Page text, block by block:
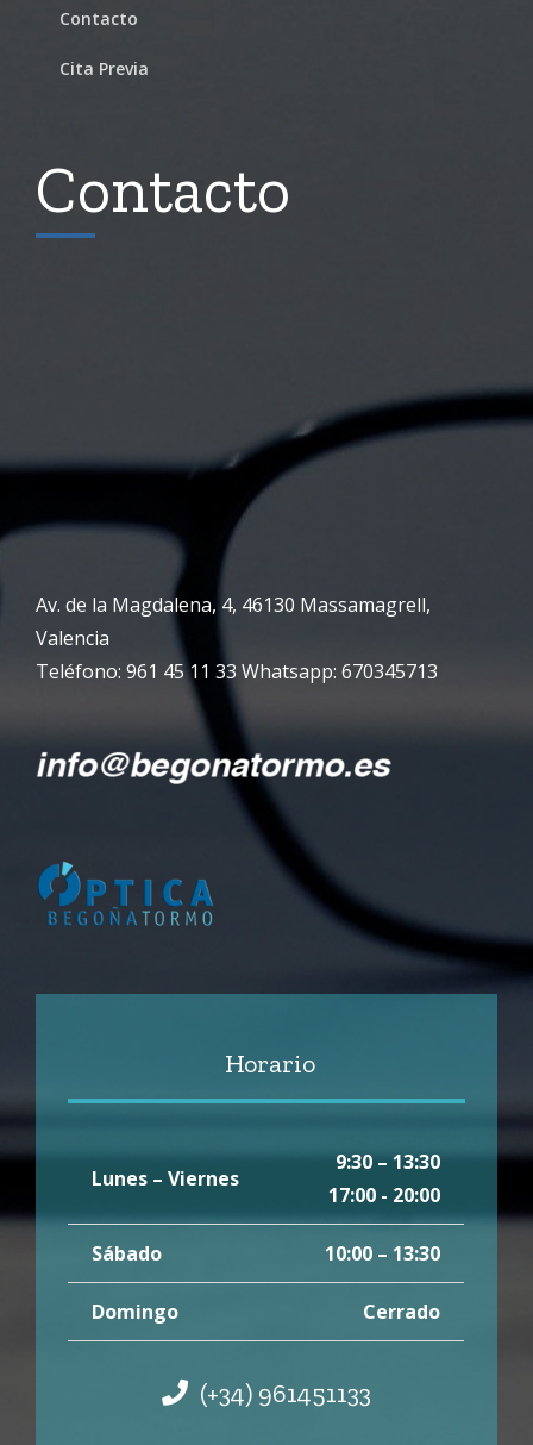
Contacto
Cita Previa
Contacto
Av. de la Magdalena, 4, 46130 Massamagrell,
Valencia
Teléfono: 961 45 11 33 Whatsapp: 670345713
Horario
Lunes – Viernes
9:30 – 13:30
17:00 - 20:00
Sábado 10:00 – 13:30
Domingo Cerrado
(+34) 961451133